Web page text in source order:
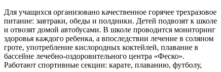
Для учащихся организовано качественное горячее трехразовое
питание: завтраки, обеды и полдники. Детей подвозят к школе
и отвозят домой автобусами. В школе проводится мониторинг
здоровья каждого ребенка, а впоследствии лечение в соляном
гроте, употребление кислородных коктейлей, плавание в
бассейне лечебно-оздоровительного центра «Феско».
Работают спортивные секции: карате, плаванию, футболу,